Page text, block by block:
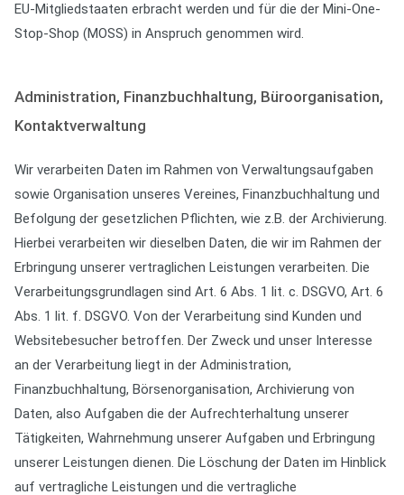
EU-Mitgliedstaaten erbracht werden und für die der Mini-One-
Stop-Shop (MOSS) in Anspruch genommen wird.
Administration, Finanzbuchhaltung, Büroorganisation,
Kontaktverwaltung
Wir verarbeiten Daten im Rahmen von Verwaltungsaufgaben
sowie Organisation unseres Vereines, Finanzbuchhaltung und
Befolgung der gesetzlichen Pflichten, wie z.B. der Archivierung.
Hierbei verarbeiten wir dieselben Daten, die wir im Rahmen der
Erbringung unserer vertraglichen Leistungen verarbeiten. Die
Verarbeitungsgrundlagen sind Art. 6 Abs. 1 lit. c. DSGVO, Art. 6
Abs. 1 lit. f. DSGVO. Von der Verarbeitung sind Kunden und
Websitebesucher betroffen. Der Zweck und unser Interesse
an der Verarbeitung liegt in der Administration,
Finanzbuchhaltung, Börsenorganisation, Archivierung von
Daten, also Aufgaben die der Aufrechterhaltung unserer
Tätigkeiten, Wahrnehmung unserer Aufgaben und Erbringung
unserer Leistungen dienen. Die Löschung der Daten im Hinblick
auf vertragliche Leistungen und die vertragliche